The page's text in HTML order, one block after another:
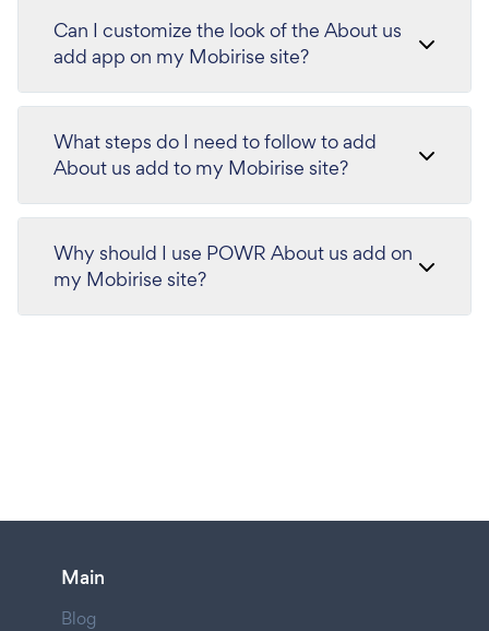
Can I customize the look of the About us
add app on my Mobirise site?
What steps do I need to follow to add
About us add to my Mobirise site?
Why should I use POWR About us add on
my Mobirise site?
Main
Blog